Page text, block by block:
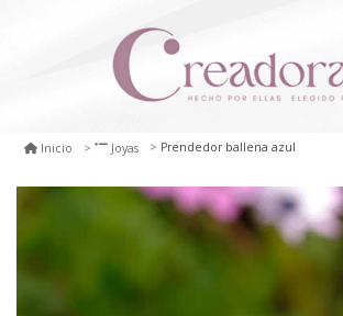
Inicio Joyas Prendedor ballena azul